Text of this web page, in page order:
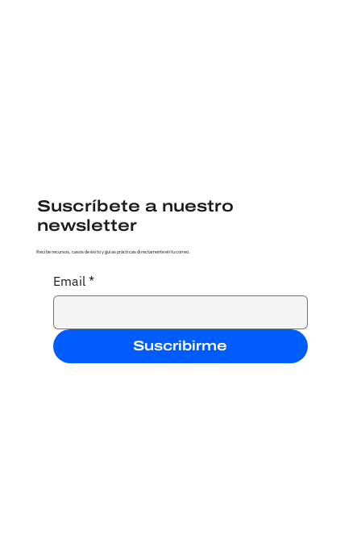
FITS+ Conexiones Buenos Aires: un
laboratorio para repensar el
Suscríbete a nuestro
newsletter
Recibe recursos, casos de éxito y guías prácticas directamente en tu correo.
Email *
Suscribirme